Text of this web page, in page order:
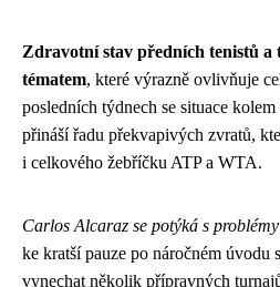
Zdravotní stav předních tenistů a
tématem, které výrazně ovlivňuje
posledních týdnech se situace
přináší řadu překvapivých zvratů,
i celkového žebříčku ATP a WTA.
Carlos Alcaraz se potýká s
ke kratší pauze po náročném úvodu
vynechat několik přípravných